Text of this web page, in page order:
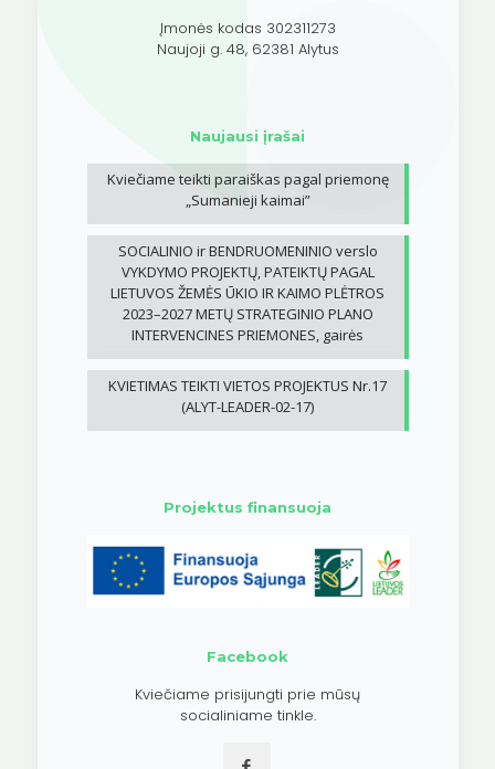
Įmonės kodas 302311273
Naujoji g. 48, 62381 Alytus
Naujausi įrašai
Kviečiame teikti paraiškas pagal priemonę
„Sumanieji kaimai”
SOCIALINIO ir BENDRUOMENINIO verslo
VYKDYMO PROJEKTŲ, PATEIKTŲ PAGAL
LIETUVOS ŽEMĖS ŪKIO IR KAIMO PLĖTROS
2023–2027 METŲ STRATEGINIO PLANO
INTERVENCINES PRIEMONES, gairės
KVIETIMAS TEIKTI VIETOS PROJEKTUS Nr.17
(ALYT-LEADER-02-17)
Projektus finansuoja
Facebook
Kviečiame prisijungti prie mūsų
socialiniame tinkle.